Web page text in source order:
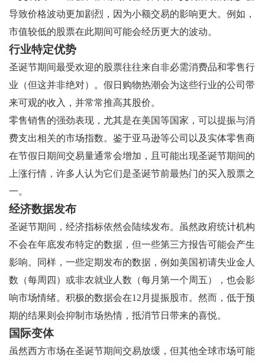
导致价格波动更加剧烈，因为小额交易的影响更大。例如，
市值较低的股票在此期间可能会经历更大的波动。
行业特定优势
圣诞节期间最受欢迎的股票往往来自非必需消费品和零售行
业（但这并非绝对）。假日购物热潮会为这些行业的公司带
来可观的收入，并常常推高其股价。
零售销售的强劲表现，尤其是在美国等国家，可以提振与消
费支出相关的市场指数。鉴于亚马逊等公司以及实体零售商
在节假日期间交易量通常会增加，且可能出现圣诞节期间的
上涨行情，许多人认为它们是圣诞节前最热门的买入股票之
一。
经济数据发布
圣诞节期间，经济指标依然会陆续发布。虽然政府统计机构
不会在年底发布特定的数据，但一些第三方报告可能会产生
影响。同样，一些定期发布的数据，例如美国初请失业金人
数（每周四）或非农就业人数（每月第一个周五），也会影
响市场情绪。积极的数据会在12月提振股市。然而，低于预
期的结果则会抑制市场热情，抵消节日带来的喜悦。
国际变体
虽然西方市场在圣诞节期间交易放缓，但其他全球市场可能